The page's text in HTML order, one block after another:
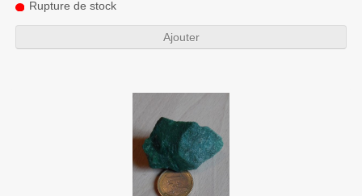
Rupture de stock
Ajouter